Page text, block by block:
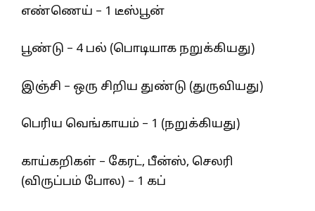
எண்ணெய் – 1 டீஸ்பூன்
பூண்டு – 4 பல் (பொடியாக நறுக்கியது)
இஞ்சி – ஒரு சிறிய துண்டு (துருவியது)
பெரிய வெங்காயம் – 1 (நறுக்கியது)
காய்கறிகள் – கேரட், பீன்ஸ், செலரி
(விருப்பம் போல) – 1 கப்